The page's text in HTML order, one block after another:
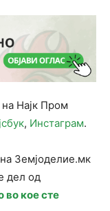
на Најк Пром
, Инстаграм.
Земјоделие.мк
дел од
во кое сте